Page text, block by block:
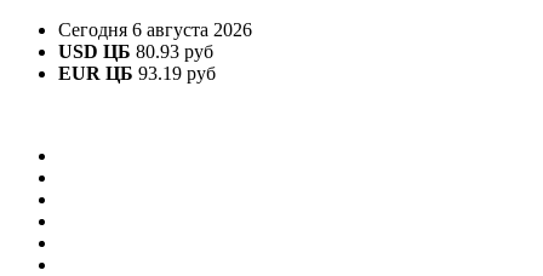
Сегодня 6 августа 2026
USD ЦБ 80.93 руб
EUR ЦБ 93.19 руб